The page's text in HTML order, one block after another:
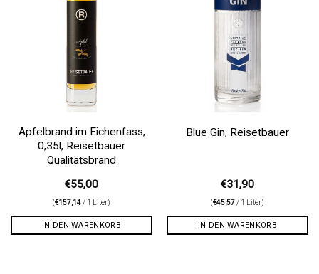
Apfelbrand im Eichenfass,
0,35l, Reisetbauer
Qualitätsbrand
€55,00
(€157,14/ 1 Liter)
IN DEN WARENKORB
Blue Gin, Reisetbauer
€31,90
(€45,57 / 1 Liter)
IN DEN WARENKORB